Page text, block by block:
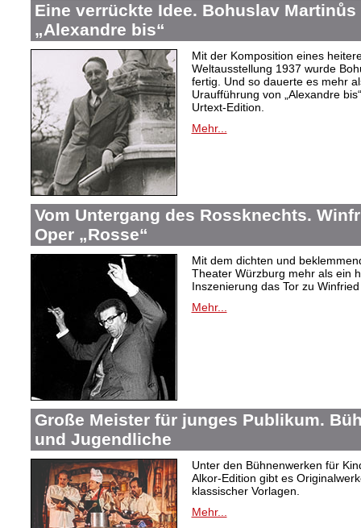
Eine verrückte Idee. Bohuslav
„Alexandre bis“
Mit der Komposition eines
Weltausstellung 1937 wurde
fertig. Und so dauerte es mehr
Uraufführung von „Alexandre
Urtext-Edition.
Mehr...
Vom Untergang des Rossknechts.
Oper „Rosse“
Mit dem dichten und
Theater Würzburg mehr als ein
Inszenierung das Tor zu
Mehr...
Große Meister für junges Publikum.
und Jugendliche
Unter den Bühnenwerken für
Alkor-Edition gibt es
klassischer Vorlagen.
Mehr...